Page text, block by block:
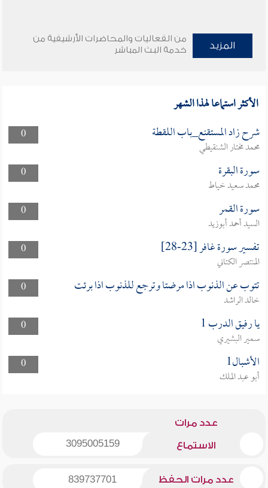
المزيد
من الفعاليات والمحاضرات الأرشيفية من
خدمة البث المباشر
الأكثر استماعا لهذا الشهر
0 شرح زاد المستقنع_باب اللقطة
محمد مختار الشنقيطي
0
سورة البقرة
محمد سعيد خياط
0
سورة القمر
السيد أحمد أبوزيد
0
تفسير سورة غافر [23-28]
المنتصر الكتاني
0
تتوب عن الذنوب اذا مرضتا وترجع للذنوب اذا برئت
خالد الراشد
0
يا رفيق الدرب 1
سمير البشيري
0
الأشبال1
أبو عبد الملك
عدد مرات
الاستماع 3095005159
عدد مرات الحفظ 839737701